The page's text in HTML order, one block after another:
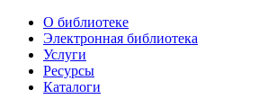
О библиотеке
Электронная библиотека
Услуги
Ресурсы
Каталоги